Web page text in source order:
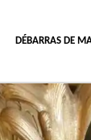
DÉBARRAS DE